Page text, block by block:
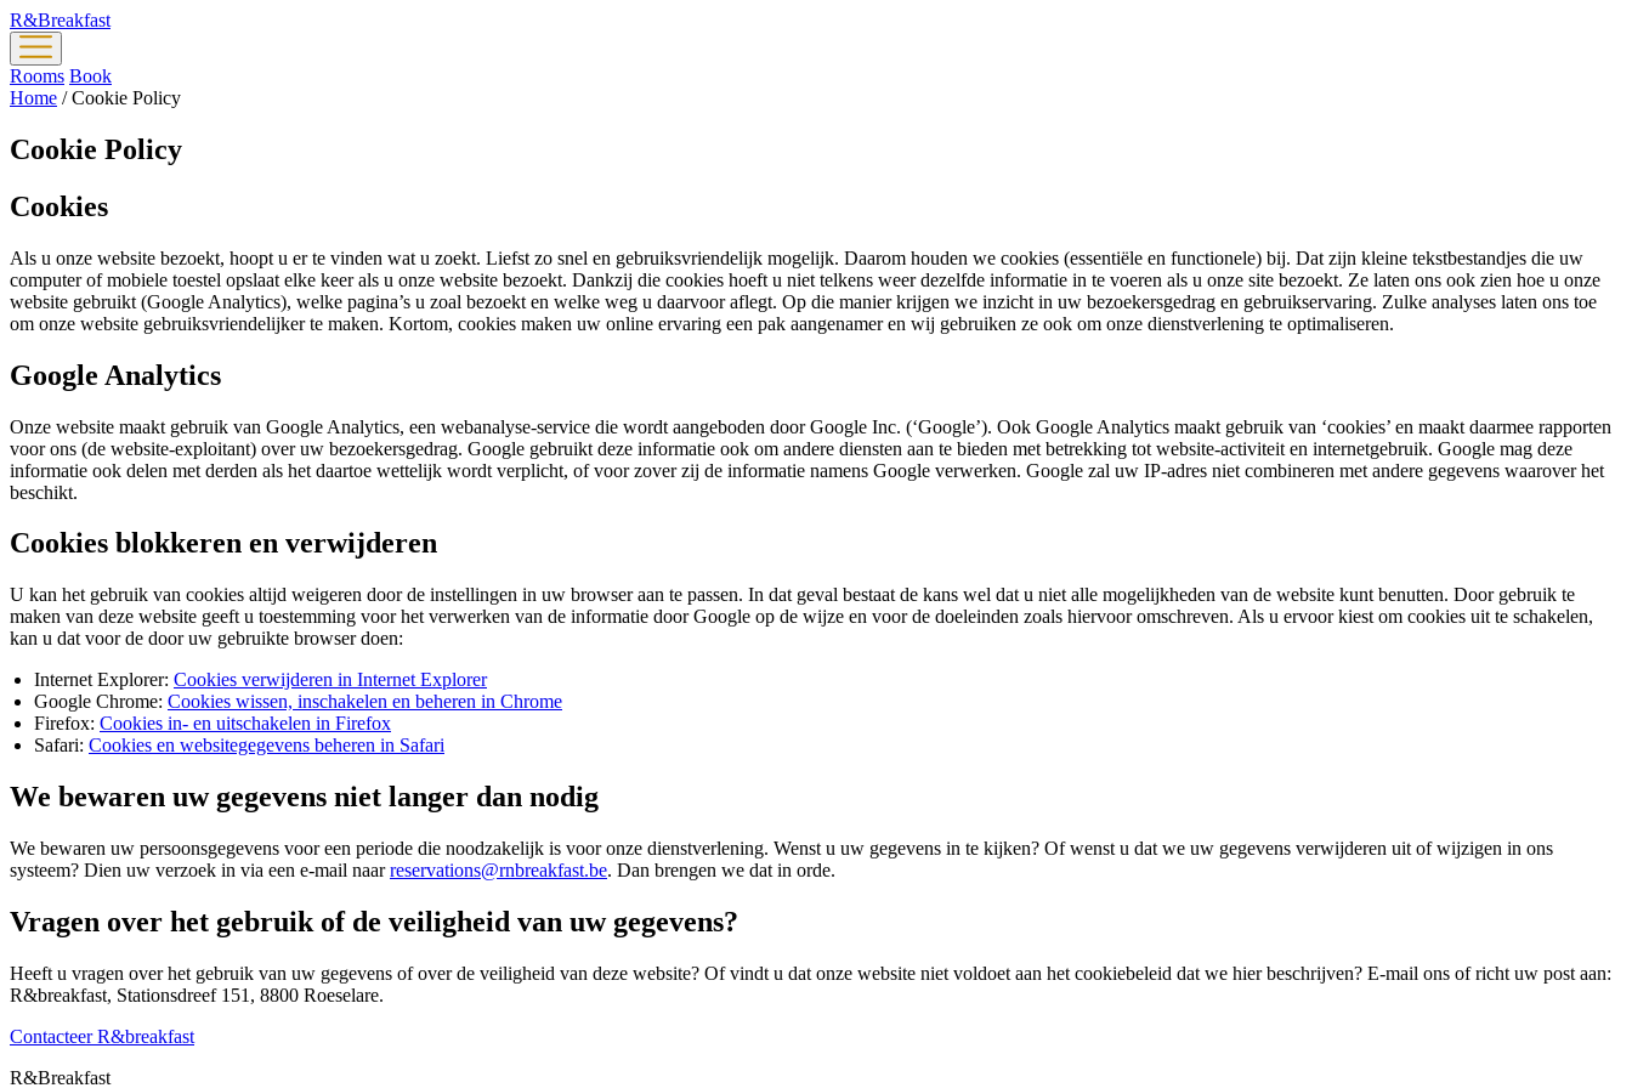
R&Breakfast
Rooms Book
Home / Cookie Policy
Cookie Policy
Cookies
Als u onze website bezoekt, hoopt u er te vinden wat u zoekt. Liefst zo snel en gebruiksvriendelijk mogelijk. Daarom houden we cookies (essentiële en functionele) bij. Dat zijn kleine tekstbestandjes die uw
computer of mobiele toestel opslaat elke keer als u onze website bezoekt. Dankzij die cookies hoeft u niet telkens weer dezelfde informatie in te voeren als u onze site bezoekt. Ze laten ons ook zien hoe u onze
website gebruikt (Google Analytics), welke pagina’s u zoal bezoekt en welke weg u daarvoor aflegt. Op die manier krijgen we inzicht in uw bezoekersgedrag en gebruikservaring. Zulke analyses laten ons toe
om onze website gebruiksvriendelijker te maken. Kortom, cookies maken uw online ervaring een pak aangenamer en wij gebruiken ze ook om onze dienstverlening te optimaliseren.
Google Analytics
Onze website maakt gebruik van Google Analytics, een webanalyse-service die wordt aangeboden door Google Inc. (‘Google’). Ook Google Analytics maakt gebruik van ‘cookies’ en maakt daarmee rapporten
voor ons (de website-exploitant) over uw bezoekersgedrag. Google gebruikt deze informatie ook om andere diensten aan te bieden met betrekking tot website-activiteit en internetgebruik. Google mag deze
informatie ook delen met derden als het daartoe wettelijk wordt verplicht, of voor zover zij de informatie namens Google verwerken. Google zal uw IP-adres niet combineren met andere gegevens waarover het
beschikt.
Cookies blokkeren en verwijderen
U kan het gebruik van cookies altijd weigeren door de instellingen in uw browser aan te passen. In dat geval bestaat de kans wel dat u niet alle mogelijkheden van de website kunt benutten. Door gebruik te
maken van deze website geeft u toestemming voor het verwerken van de informatie door Google op de wijze en voor de doeleinden zoals hiervoor omschreven. Als u ervoor kiest om cookies uit te schakelen,
kan u dat voor de door uw gebruikte browser doen:
Internet Explorer: Cookies verwijderen in Internet Explorer
Google Chrome: Cookies wissen, inschakelen en beheren in Chrome
Firefox: Cookies in- en uitschakelen in Firefox
Safari: Cookies en websitegegevens beheren in Safari
We bewaren uw gegevens niet langer dan nodig
We bewaren uw persoonsgegevens voor een periode die noodzakelijk is voor onze dienstverlening. Wenst u uw gegevens in te kijken? Of wenst u dat we uw gegevens verwijderen uit of wijzigen in ons
systeem? Dien uw verzoek in via een e-mail naarreservations@rnbreakfast.be. Dan brengen we dat in orde.
Vragen over het gebruik of de veiligheid van uw gegevens?
Heeft u vragen over het gebruik van uw gegevens of over de veiligheid van deze website? Of vindt u dat onze website niet voldoet aan het cookiebeleid dat we hier beschrijven? E-mail ons of richt uw post aan:
R&breakfast, Stationsdreef 151, 8800 Roeselare.
Contacteer R&breakfast
R&Breakfast